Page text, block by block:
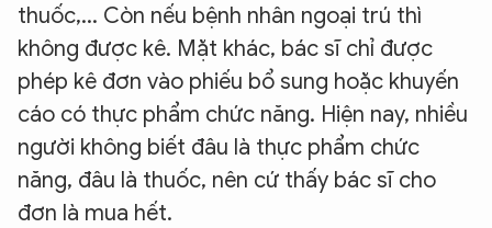
thuốc,... Còn nếu bệnh nhân ngoại trú thì
không được kê. Mặt khác, bác sĩ chỉ được
phép kê đơn vào phiếu bổ sung hoặc khuyến
cáo có thực phẩm chức năng. Hiện nay, nhiều
người không biết đâu là thực phẩm chức
năng, đâu là thuốc, nên cứ thấy bác sĩ cho
đơn là mua hết.